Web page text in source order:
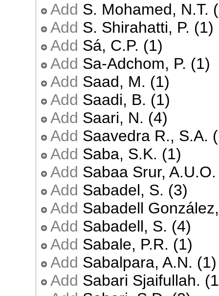
Add S. Mohamed, N.T.
Add S. Shirahatti, P. (1)
Add Sá, C.P. (1)
Add Sa-Adchom, P. (1)
Add Saad, M. (1)
Add Saadi, B. (1)
Add Saari, N. (4)
Add Saavedra R., S.A.
Add Saba, S.K. (1)
Add Sabaa Srur,
Add Sabadel, S. (3)
Add Sabadell
Add Sabadell, S. (4)
Add Sabale, P.R. (1)
Add Sabalpara, A.N. (1)
Add Sabari Sjaifullah.